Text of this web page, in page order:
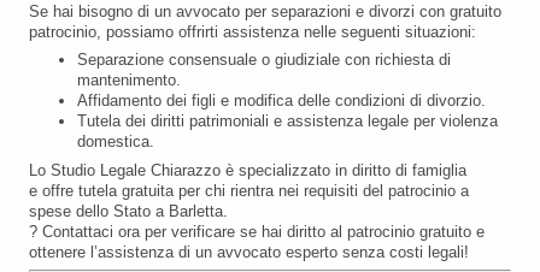
Se hai bisogno di un avvocato per separazioni e divorzi con gratuito
patrocinio, possiamo offrirti assistenza nelle seguenti situazioni:
Separazione consensuale o giudiziale con richiesta di
mantenimento.
Affidamento dei figli e modifica delle condizioni di divorzio.
Tutela dei diritti patrimoniali e assistenza legale per violenza
domestica.
Lo Studio Legale Chiarazzo è specializzato in diritto di famiglia
e offre tutela gratuita per chi rientra nei requisiti del patrocinio a
spese dello Stato a Barletta.
? Contattaci ora per verificare se hai diritto al patrocinio gratuito e
ottenere l’assistenza di un avvocato esperto senza costi legali!